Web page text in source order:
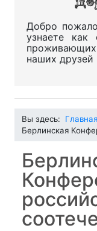
Добро
узнаете как
наших друзей
Вы здесь: Главная
Берлинская